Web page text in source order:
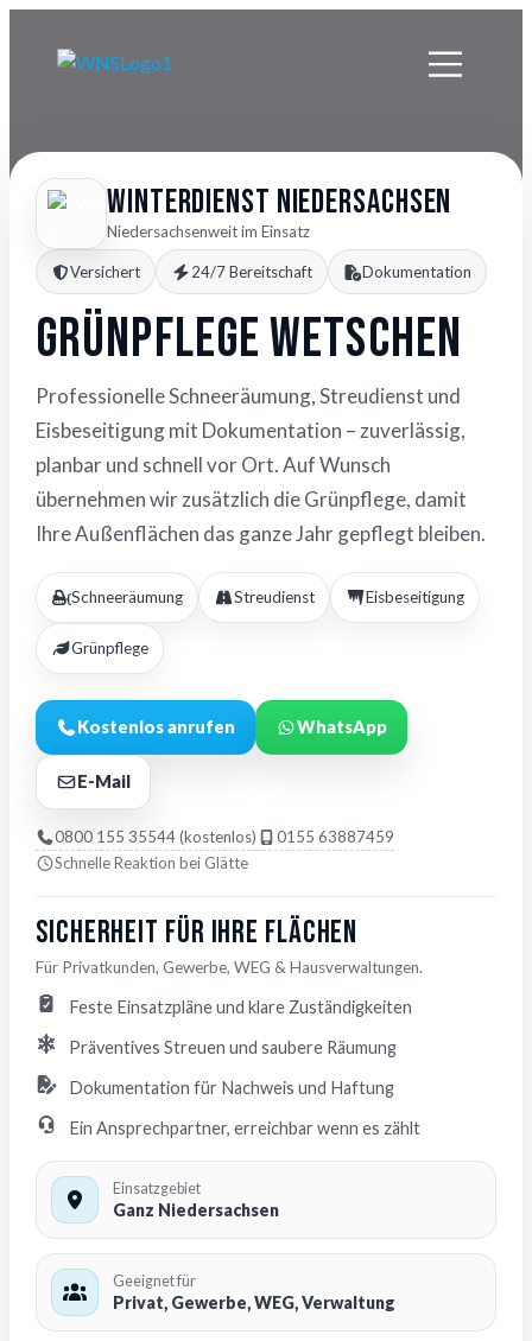
Winterdienst Niedersachsen
Niedersachsenweit im Einsatz
Versichert 24/7 Bereitschaft Dokumentation
Grünpflege Wetschen
Professionelle Schneeräumung, Streudienst und
Eisbeseitigung mit Dokumentation – zuverlässig,
planbar und schnell vor Ort. Auf Wunsch
übernehmen wir zusätzlich die Grünpflege, damit
Ihre Außenflächen das ganze Jahr gepflegt bleiben.
Schneeräumung Streudienst Eisbeseitigung
Grünpflege
Kostenlos anrufen WhatsApp
E-Mail
0800 155 35544 (kostenlos)
0155 63887459
Schnelle Reaktion bei Glätte
Sicherheit für Ihre Flächen
Für Privatkunden, Gewerbe, WEG & Hausverwaltungen.
Feste Einsatzpläne und klare Zuständigkeiten
Präventives Streuen und saubere Räumung
Dokumentation für Nachweis und Haftung
Ein Ansprechpartner, erreichbar wenn es zählt
Einsatzgebiet
Ganz Niedersachsen
Geeignet für
Privat, Gewerbe, WEG, Verwaltung